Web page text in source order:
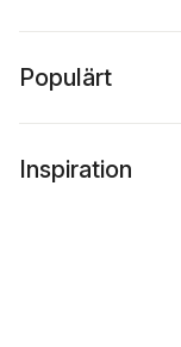
Populärt
Inspiration